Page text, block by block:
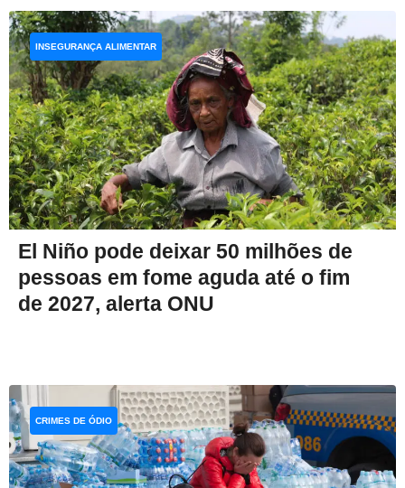
El Niño pode deixar 50 milhões de
pessoas em fome aguda até o fim
de 2027, alerta ONU
INSEGURANÇA ALIMENTAR
CRIMES DE ÓDIO